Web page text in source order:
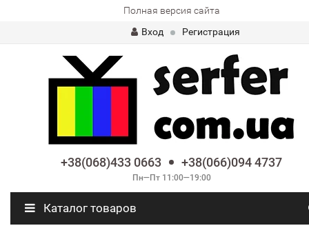
Полная версия сайта
Вход
Регистрация
+38(068)433 0663 +38(066)094 4737
Пн—Пт 11:00—19:00
Каталог товаров